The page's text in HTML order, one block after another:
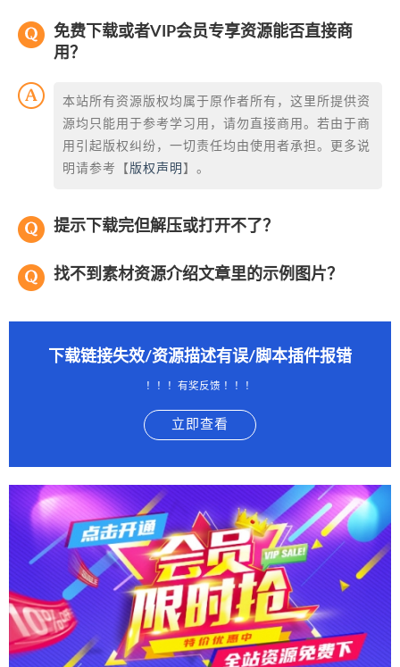
免费下载或者VIP会员专享资源能否直接商
用？
本站所有资源版权均属于原作者所有，这里所提供资
源均只能用于参考学习用，请勿直接商用。若由于商
用引起版权纠纷，一切责任均由使用者承担。更多说
明请参考【 版权声明 】。
提示下载完但解压或打开不了？
找不到素材资源介绍文章里的示例图片？
下载链接失效/资源描述有误/脚本插件报错
！！！有奖反馈 ！！！
立即查看